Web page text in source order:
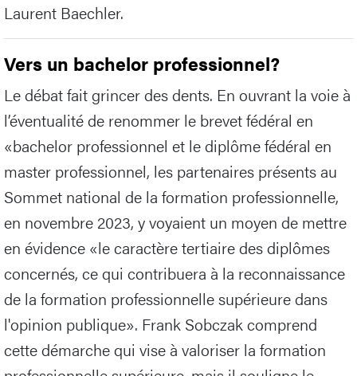
Laurent Baechler.
Vers un bachelor professionnel?
Le débat fait grincer des dents. En ouvrant la voie à
l’éventualité de renommer le brevet fédéral en
«bachelor professionnel et le diplôme fédéral en
master professionnel, les partenaires présents au
Sommet national de la formation professionnelle,
en novembre 2023, y voyaient un moyen de mettre
en évidence «le caractère tertiaire des diplômes
concernés, ce qui contribuera à la reconnaissance
de la formation professionnelle supérieure dans
l'opinion publique». Frank Sobczak comprend
cette démarche qui vise à valoriser la formation